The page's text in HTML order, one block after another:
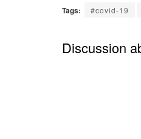
Tags: #covid-19
Discussion